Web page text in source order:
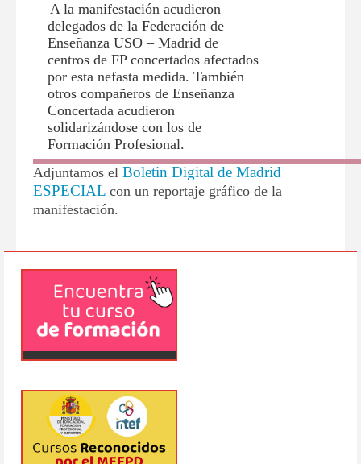
A la manifestación acudieron
delegados de la Federación de
Enseñanza USO – Madrid de
centros de FP concertados afectados
por esta nefasta medida. También
otros compañeros de Enseñanza
Concertada acudieron
solidarizándose con los de
Formación Profesional.
Adjuntamos el Boletin Digital de Madrid
ESPECIAL con un reportaje gráfico de la
manifestación.